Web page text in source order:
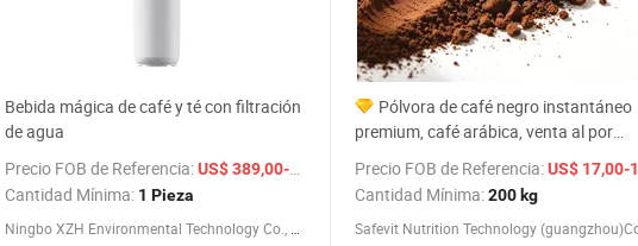
/ Pieza
Bebida mágica de café y té con filtración
de agua
Precio FOB de Referencia:US$ 389,00-399,00
/ Pieza
Cantidad Mínima: 1 Pieza
Pólvora de café negro instantáneo
premium, café arábica, venta al por
mayor, materia prima de grado
alimenticio para bebidas
Precio FOB de Referencia:US$ 17,00-19,2
Cantidad Mínima:200 kg